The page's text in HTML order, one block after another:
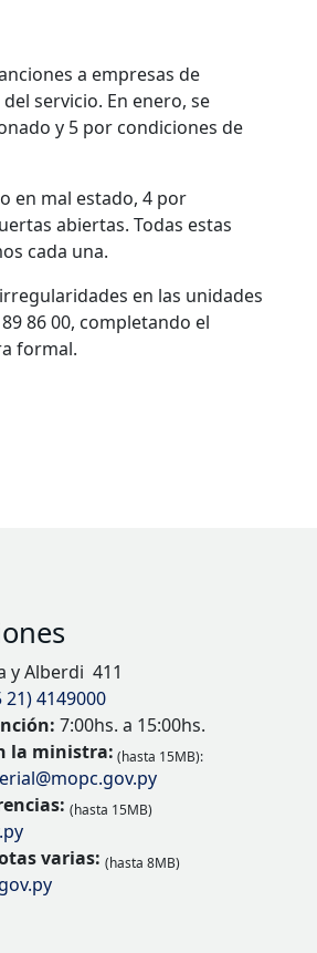
a empresas de
servicio. En enero, se
y 5 por condiciones de
en mal estado, 4 por
abiertas. Todas estas
cada una.
en las unidades
86 00, completando el
formal.
y Alberdi 411
21) 4149000
7:00hs. a 15:00hs.
la ministra: (hasta 15MB):
(hasta 15MB)
varias: (hasta 8MB)